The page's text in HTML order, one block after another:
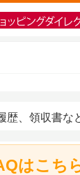
歴、領収書な
はこち